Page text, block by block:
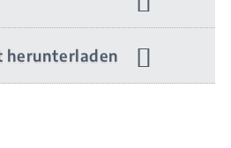
herunterladen